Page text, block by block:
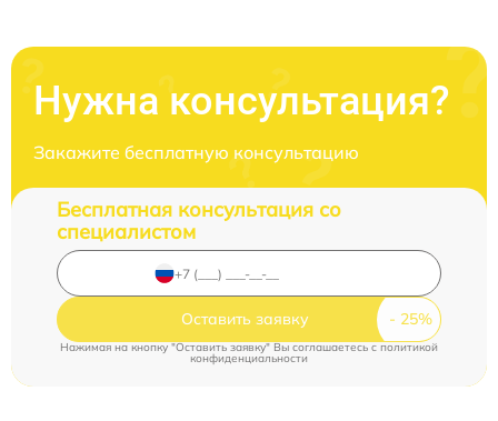
Нужна консультация?
Закажите бесплатную консультацию
Бесплатная консультация со
специалистом
Оставить заявку
Нажимая на кнопку "Оставить заявку" Вы соглашаетесь cполитикой
конфиденциальности